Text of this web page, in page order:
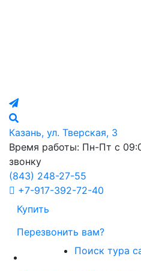
Казань, ул. Тверская, 3
Время работы: Пн-Пт с
звонку
(843) 248-27-55
+7-917-392-72-40
Купить
Перезвонить вам?
Поиск тура